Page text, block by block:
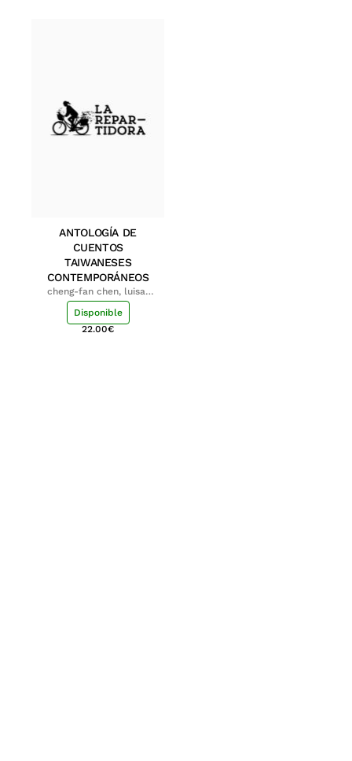
ANTOLOGÍA DE
CUENTOS
TAIWANESES
CONTEMPORÁNEOS
cheng-fan chen, luisa;
shu-ying chang, luisa
Disponible
22.00€